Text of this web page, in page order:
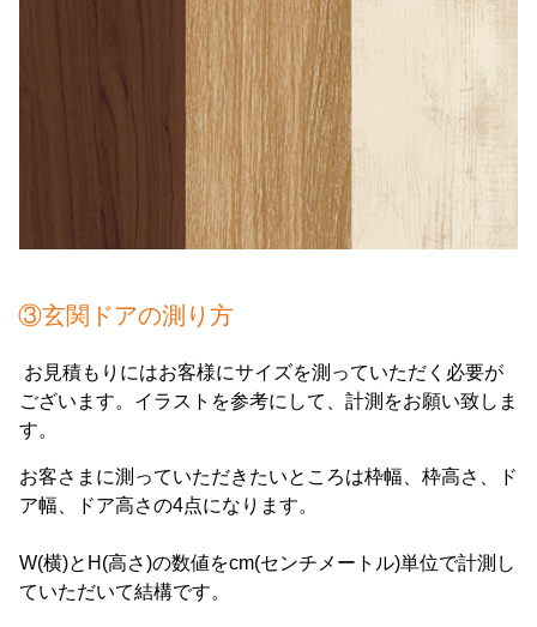
③玄関ドアの測り方
お見積もりにはお客様にサイズを測っていただく必要が
ございます。イラストを参考にして、計測をお願い致しま
す。
お客さまに測っていただきたいところは枠幅、枠高さ、ド
ア幅、ドア高さの4点になります。
W(横)とH(高さ)の数値をcm(センチメートル)単位で計測し
ていただいて結構です。